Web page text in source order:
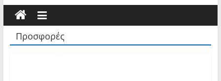
Προσφορές